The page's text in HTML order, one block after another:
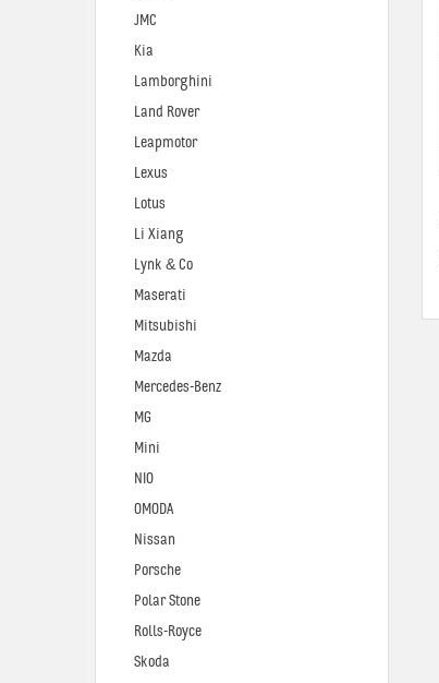
JMC
Kia
Lamborghini
Land Rover
Leapmotor
Lexus
Lotus
Li Xiang
Lynk & Co
Maserati
Mitsubishi
Mazda
Mercedes-Benz
MG
Mini
NIO
OMODA
Nissan
Porsche
Polar Stone
Rolls-Royce
Skoda